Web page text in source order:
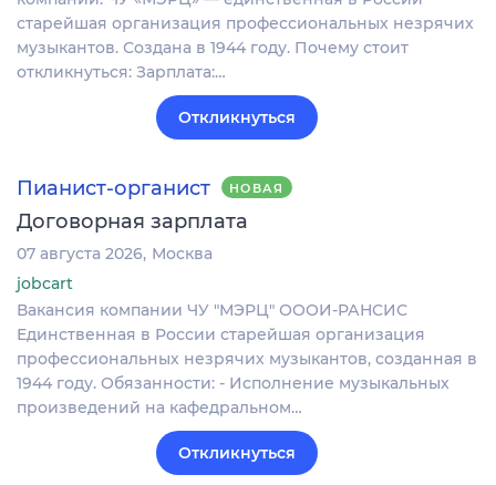
старейшая организация профессиональных незрячих
музыкантов. Создана в 1944 году. Почему стоит
откликнуться: Зарплата:…
Откликнуться
Пианист-органист НОВАЯ
Договорная зарплата
07 августа 2026 Москва
jobcart
Вакансия компании ЧУ "МЭРЦ" ОООИ-РАНСИС
Единственная в России старейшая организация
профессиональных незрячих музыкантов, созданная в
1944 году. Обязанности: - Исполнение музыкальных
произведений на кафедральном…
Откликнуться